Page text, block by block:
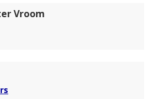
Vroom